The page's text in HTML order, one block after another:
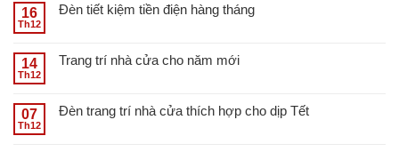
16
Th12
Đèn tiết kiệm tiền điện hàng tháng
14
Th12
Trang trí nhà cửa cho năm mới
07
Th12
Đèn trang trí nhà cửa thích hợp cho dịp Tết